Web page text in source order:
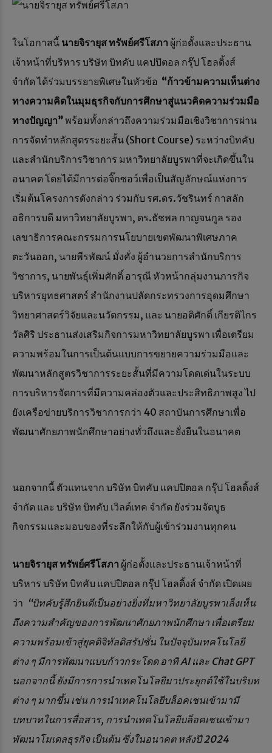
ในโอกาสนี้ นายจิรายุส ทรัพย์ศรีโสภา ผู้ก่อตั้งและประธาน
เจ้าหน้าที่บริหาร บริษัท บิทคับ แคปปิตอล กรุ๊ป โฮลดิ้งส์
จำกัด ได้ร่วมบรรยายพิเศษในหัวข้อ “ก้าวข้ามความเห็นต่าง
ทางความคิดในมุมธุรกิจกับการศึกษาสู่แนวคิดความร่วมมือ
ทางปัญญา”พร้อมทั้งกล่าวถึงความร่วมมือเชิงวิชาการผ่าน
การจัดทำหลักสูตรระยะสั้น (Short Course) ระหว่างบิทคับ
และสำนักบริการวิชาการ มหาวิทยาลัยบูรพาที่จะเกิดขึ้นใน
อนาคต โดยได้มีการต่อจิ๊กซอว์เพื่อเป็นสัญลักษณ์แห่งการ
เริ่มต้นโครงการดังกล่าว ร่วมกับ รศ.ดร.วัชรินทร์ กาสลัก
อธิการบดี มหาวิทยาลัยบูรพา, ดร.ธัชพล กาญจนกูล รอง
เลขาธิการคณะกรรมการนโยบายเขตพัฒนาพิเศษภาค
ตะวันออก, นายพีรพัฒน์ มั่งคั่ง ผู้อำนวยการสำนักบริการ
วิชาการ, นายพันธุ์เพิ่มศักดิ์ อารุณี หัวหน้ากลุ่มงานภารกิจ
บริหารยุทธศาสตร์ สำนักงานปลัดกระทรวงการอุดมศึกษา
วิทยาศาสตร์วิจัยและนวัตกรรม, และ นายอดิศักดิ์ เกียรติไกร
วัลศิริ ประธานส่งเสริมกิจการมหาวิทยาลัยบูรพา เพื่อเตรียม
ความพร้อมในการเป็นต้นแบบการขยายความร่วมมือและ
พัฒนาหลักสูตรวิชาการระยะสั้นที่มีความโดดเด่นในระบบ
การบริหารจัดการที่มีความคล่องตัวและประสิทธิภาพสูง ไป
ยังเครือข่ายบริการวิชาการกว่า 40 สถาบันการศึกษาเพื่อ
พัฒนาศักยภาพนักศึกษาอย่างทั่วถึงและยั่งยืนในอนาคต
นอกจากนี้ ตัวแทนจาก บริษัท บิทคับ แคปปิตอล กรุ๊ป โฮลดิ้งส์
จำกัด และ บริษัท บิทคับ เวิลด์เทค จํากัด ยังร่วมจัดบูธ
กิจกรรมและมอบของที่ระลึกให้กับผู้เข้าร่วมงานทุกคน
นายจิรายุส ทรัพย์ศรีโสภา ผู้ก่อตั้งและประธานเจ้าหน้าที่
บริหาร บริษัท บิทคับ แคปปิตอล กรุ๊ป โฮลดิ้งส์ จำกัด เปิดเผย
ว่า “บิทคับรู้สึกยินดีเป็นอย่างยิ่งที่มหาวิทยาลัยบูรพาเล็งเห็น
ถึงความสำคัญของการพัฒนาศักยภาพนักศึกษา เพื่อเตรียม
ความพร้อมเข้าสู่ยุคดิจิทัลดิสรัปชั่น ในปัจจุบันเทคโนโลยี
ต่าง ๆ มีการพัฒนาแบบก้าวกระโดด อาทิ AI และ Chat GPT
นอกจากนี้ ยังมีการการนำเทคโนโลยีมาประยุกต์ใช้ในบริบท
ต่าง ๆ มากขึ้น เช่น การนำเทคโนโลยีบล็อคเชนเข้ามามี
บทบาทในการสื่อสาร, การนำเทคโนโลยีบล็อคเชนเข้ามา
พัฒนาโมเดลธุรกิจ เป็นต้น ซึ่งในอนาคต หลังปี 2024